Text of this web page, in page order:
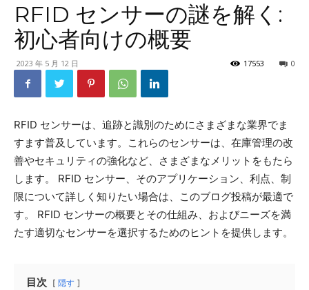
RFID センサーの謎を解く:
初心者向けの概要
2023 年 5 月 12 日 0
17553
RFID センサーは、追跡と識別のためにさまざまな業界でま
すます普及しています。これらのセンサーは、在庫管理の改
善やセキュリティの強化など、さまざまなメリットをもたら
します。 RFID センサー、そのアプリケーション、利点、制
限について詳しく知りたい場合は、このブログ投稿が最適で
す。 RFID センサーの概要とその仕組み、およびニーズを満
たす適切なセンサーを選択するためのヒントを提供します。
目次 隠す